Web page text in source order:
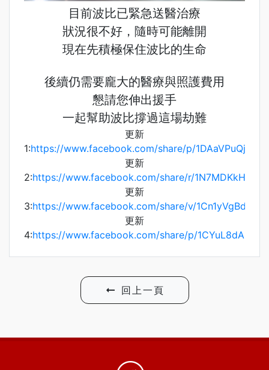
目前波比已緊急送醫治療
狀況很不好，隨時可能離開
現在先積極保住波比的生命
後續仍需要龐大的醫療與照護費用
懇請您伸出援手
一起幫助波比撐過這場劫難
更新
1:https://www.facebook.com/share/p/1DAaVPuQjd/
更新
2:https://www.facebook.com/share/r/1N7MDKkHzR/
更新
3:https://www.facebook.com/share/v/1Cn1yVgBdE/
更新
4:https://www.facebook.com/share/p/1CYuL8dAmM/
回上一頁